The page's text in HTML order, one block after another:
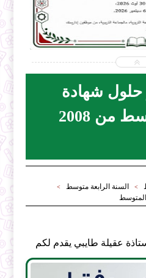
2026-07-31
ecoledz.net
حلول شهادة
التعليم المتوسط من 2008
> السنة الرابعة متوسط >
المتوسط
عقيلة طايبي يقدم لكم